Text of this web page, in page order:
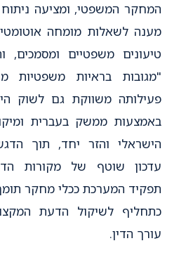
המחקר המשפטי, ומציעה ניתוח
מענה לשאלות מומחה
טיעונים משפטיים ומסמכים,
"מגובות בראיות משפטיות
פעילותה משווקת גם לשוק
באמצעות ממשק בעברית
הישראלי והזר יחד, תוך
עדכון שוטף של מקורות
תפקיד המערכת ככלי מחקר
כתחליף לשיקול הדעת
עורך הדין.